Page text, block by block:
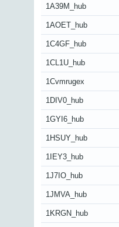
1A39M_hub
1AOET_hub
1C4GF_hub
1CL1U_hub
1Cvmrugex
1DIV0_hub
1GYI6_hub
1HSUY_hub
1IEY3_hub
1J7IO_hub
1JMVA_hub
1KRGN_hub